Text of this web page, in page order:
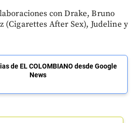
con Drake, Bruno
(Cigarettes After Sex), Judeline y
de EL COLOMBIANO desde Google
News